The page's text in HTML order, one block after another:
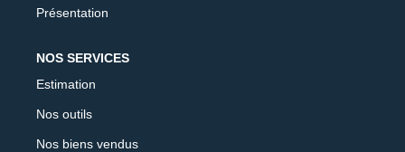
Présentation
NOS SERVICES
Estimation
Nos outils
Nos biens vendus